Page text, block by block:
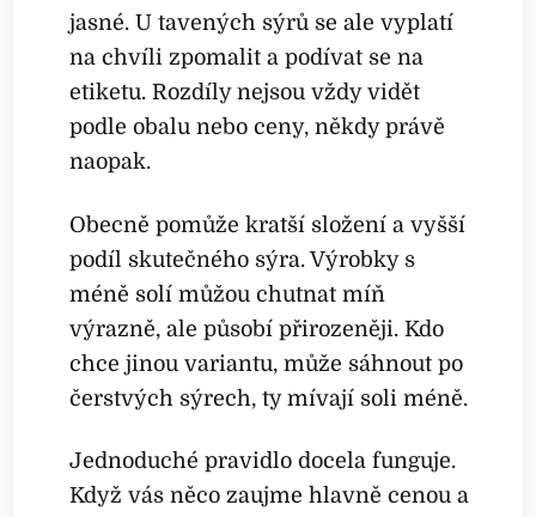
jasné. U tavených sýrů se ale vyplatí
na chvíli zpomalit a podívat se na
etiketu. Rozdíly nejsou vždy vidět
podle obalu nebo ceny, někdy právě
naopak.
Obecně pomůže kratší složení a vyšší
podíl skutečného sýra. Výrobky s
méně solí můžou chutnat míň
výrazně, ale působí přirozeněji. Kdo
chce jinou variantu, může sáhnout po
čerstvých sýrech, ty mívají soli méně.
Jednoduché pravidlo docela funguje.
Když vás něco zaujme hlavně cenou a